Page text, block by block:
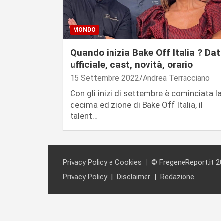
MONDO
Quando inizia Bake Off Italia ?
ufficiale, cast, novità, orario
15 Settembre 2022 Andrea Terracciano
Con gli inizi di settembre è cominciata la
decima edizione di Bake Off Italia, il
talent…
Privacy Policy e Cookies
© FregeneReport.it
Privacy Policy
Disclaimer Redazione